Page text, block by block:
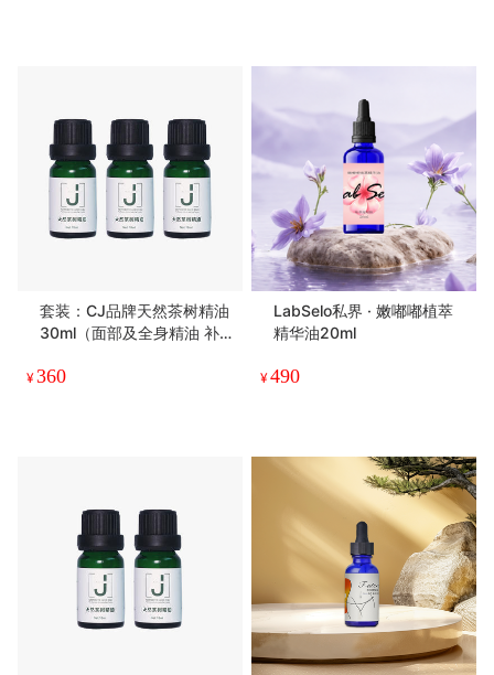
套装：CJ品牌天然茶树精油
30ml（面部及全身精油 补
¥360
LabSelo私界 · 嫩嘟嘟植萃
精华油20ml
¥490